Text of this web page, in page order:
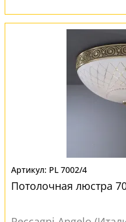
PL 7002/4
Потолочная люстра